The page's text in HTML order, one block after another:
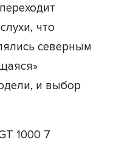
что
северным
и выбор
1000 7